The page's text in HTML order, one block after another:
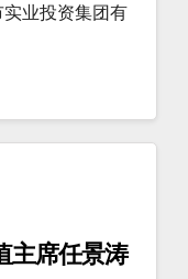
业投资集团有
主席任景涛